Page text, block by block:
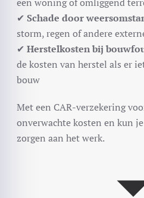
✔ Schade door
storm, regen of andere
✔ Herstelkosten bij
de kosten van herstel als er
bouw
Met een CAR-verzekering
onverwachte kosten en kun
zorgen aan het werk.